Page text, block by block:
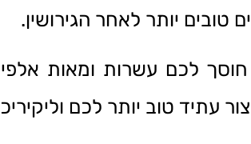
יותר לאחר הגירושין.
לכם עשרות ומאות
עתיד טוב יותר לכם